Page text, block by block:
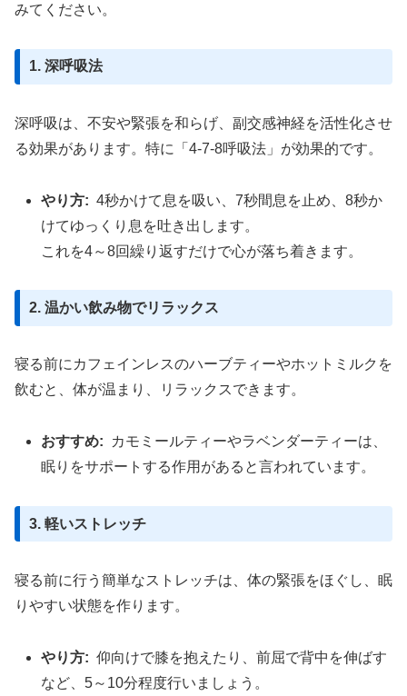
みてください。
1. 深呼吸法
深呼吸は、不安や緊張を和らげ、副交感神経を活性化させ
る効果があります。特に「4-7-8呼吸法」が効果的です。
やり方: 4秒かけて息を吸い、7秒間息を止め、8秒か
けてゆっくり息を吐き出します。
これを4～8回繰り返すだけで心が落ち着きます。
2. 温かい飲み物でリラックス
寝る前にカフェインレスのハーブティーやホットミルクを
飲むと、体が温まり、リラックスできます。
おすすめ: カモミールティーやラベンダーティーは、
眠りをサポートする作用があると言われています。
3. 軽いストレッチ
寝る前に行う簡単なストレッチは、体の緊張をほぐし、眠
りやすい状態を作ります。
やり方: 仰向けで膝を抱えたり、前屈で背中を伸ばす
など、5～10分程度行いましょう。